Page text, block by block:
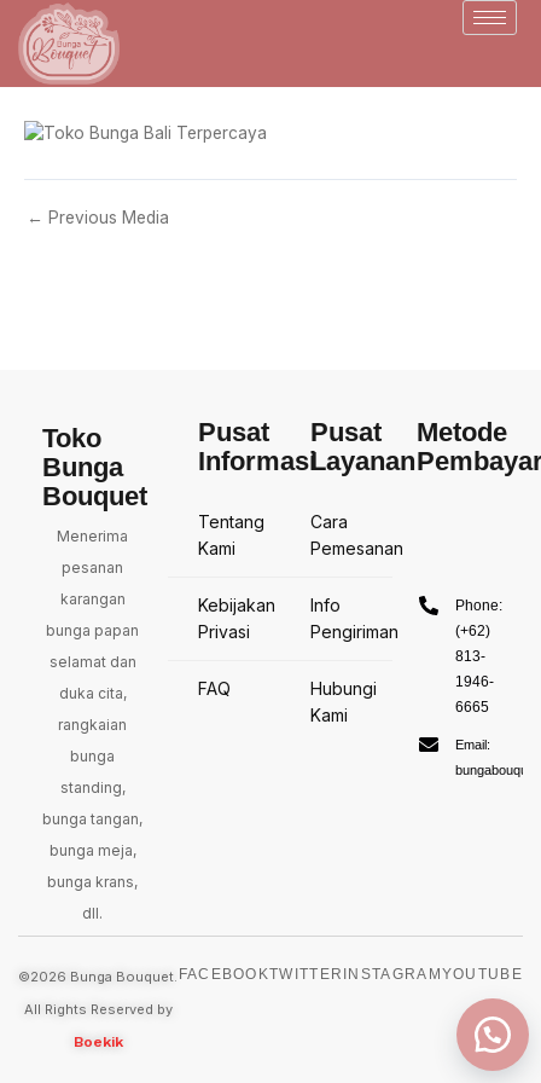
content
← Previous Media
Toko
Bunga
Bouquet
Menerima
pesanan
karangan
bunga papan
selamat dan
duka cita,
rangkaian
bunga
standing,
bunga tangan,
bunga meja,
bunga krans,
dll.
Pusat
Informasi
Tentang
Kami
Kebijakan
Privasi
FAQ
Pusat
Layanan
Cara
Pemesanan
Info
Pengiriman
Hubungi
Kami
Metode
Phone:
(+62)
813-
1946-
6665
Email:
©2026 Bunga Bouquet.
All Rights Reserved by
Boekik
FACEBOOKTWITTER INSTAGRAM YOUTUBE